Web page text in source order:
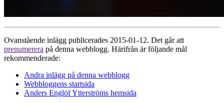
Ovanstående inlägg publicerades 2015-01-12. Det går att
prenumerera på denna webblogg. Härifrån är följande mål
rekommenderade:
Andra inlägg på denna webblogg
Webbloggens startsida
Anders Englöf Ytterströms hemsida